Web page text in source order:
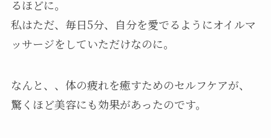
るほどに。
私はただ、毎日5分、自分を愛でるようにオイルマ
ッサージをしていただけなのに。
なんと、、体の疲れを癒すためのセルフケアが、
驚くほど美容にも効果があったのです。